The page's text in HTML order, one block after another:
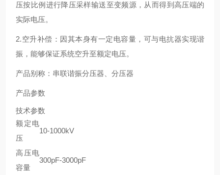
压按比例进行降压采样输送至变频源，从而得到高压端的
实际电压。
2.空升补偿：因其本身有一定电容量，可与电抗器实现谐
振，能够保证系统空升至额定电压。
产品别称：串联谐振分压器、分压器
产品参数
技术参数
额定电
压
10-1000kV
高压电
容量
300pF-3000pF